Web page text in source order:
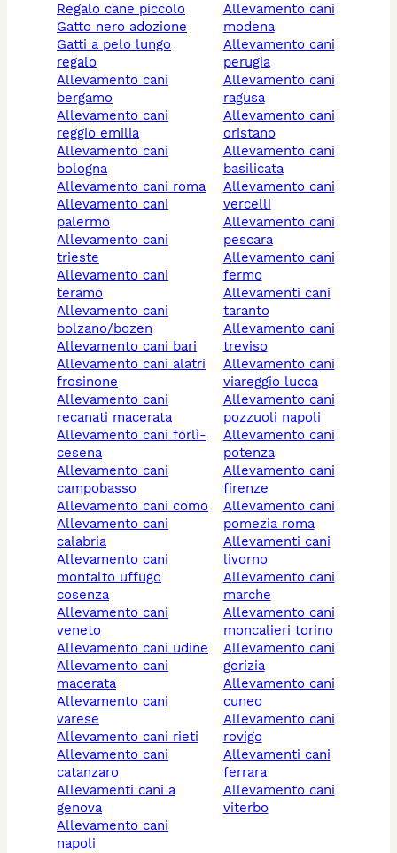
regalo cane piccolo
gatto nero adozione
gatti a pelo lungo
regalo
allevamento cani
bergamo
allevamento cani
reggio emilia
allevamento cani
bologna
allevamento cani roma
allevamento cani
palermo
allevamento cani
trieste
allevamento cani
teramo
allevamento cani
bolzano/bozen
allevamento cani bari
allevamento cani alatri
frosinone
allevamento cani
recanati macerata
allevamento cani forlì-
cesena
allevamento cani
campobasso
allevamento cani como
allevamento cani
calabria
allevamento cani
montalto uffugo
cosenza
allevamento cani
veneto
allevamento cani udine
allevamento cani
macerata
allevamento cani
varese
allevamento cani rieti
allevamento cani
catanzaro
allevamenti cani a
genova
allevamento cani
napoli
allevamento cani
modena
allevamento cani
perugia
allevamento cani
ragusa
allevamento cani
oristano
allevamento cani
basilicata
allevamento cani
vercelli
allevamento cani
pescara
allevamento cani
fermo
allevamenti cani
taranto
allevamento cani
treviso
allevamento cani
viareggio lucca
allevamento cani
pozzuoli napoli
allevamento cani
potenza
allevamento cani
firenze
allevamento cani
pomezia roma
allevamenti cani
livorno
allevamento cani
marche
allevamento cani
moncalieri torino
allevamento cani
gorizia
allevamento cani
cuneo
allevamento cani
rovigo
allevamenti cani
ferrara
allevamento cani
viterbo